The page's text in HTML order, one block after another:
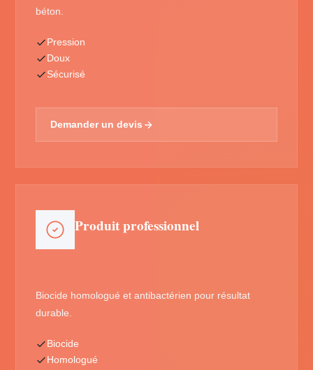
béton.
Pression
Doux
Sécurisé
Demander un devis
Produit professionnel
Biocide homologué et antibactérien pour résultat
durable.
Biocide
Homologué